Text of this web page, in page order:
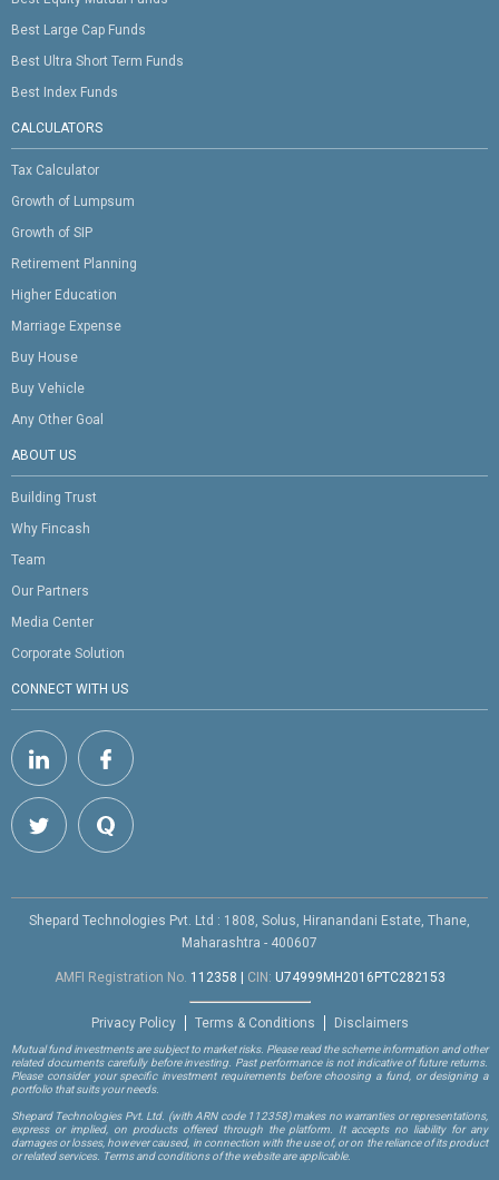
Best Large Cap Funds
Best Ultra Short Term Funds
Best Index Funds
CALCULATORS
Tax Calculator
Growth of Lumpsum
Growth of SIP
Retirement Planning
Higher Education
Marriage Expense
Buy House
Buy Vehicle
Any Other Goal
ABOUT US
Building Trust
Why Fincash
Team
Our Partners
Media Center
Corporate Solution
CONNECT WITH US
Shepard Technologies Pvt. Ltd : 1808, Solus, Hiranandani Estate, Thane,
Maharashtra - 400607
AMFI Registration No. 112358 CIN: U74999MH2016PTC282153
Privacy Policy Terms & Conditions Disclaimers
Mutual fund investments are subject to market risks. Please read the scheme information and other
related documents carefully before investing. Past performance is not indicative of future returns.
Please consider your specific investment requirements before choosing a fund, or designing a
portfolio that suits your needs.
Shepard Technologies Pvt. Ltd. (with ARN code 112358)makes no warranties or representations,
express or implied, on products offered through the platform. It accepts no liability for any
damages or losses, however caused, in connection with the use of, or on the reliance of its product
or related services. Terms and conditions of the website are applicable.